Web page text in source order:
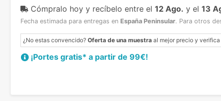
Cómpralo hoy y recíbelo entre el 12 Ago. y el 13
Fecha estimada para entregas en España Peninsular. Para otros
¿No estas convencido? Oferta de una muestra al mejor precio y
¡Portes gratis* a partir de 99€!